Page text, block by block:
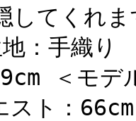
してくれ
：手織り
＜モ
スト：